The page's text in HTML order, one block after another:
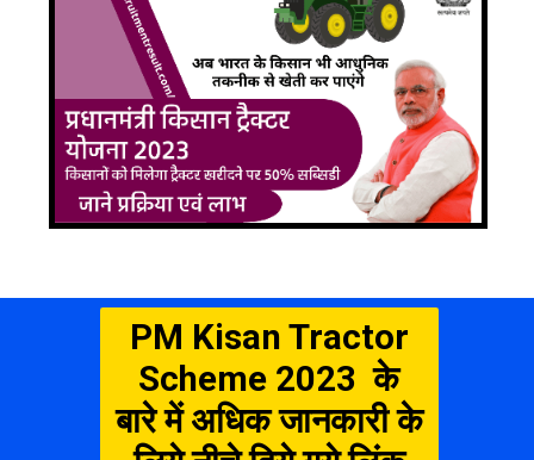
PM Kisan Tractor
Scheme 2023 के
बारे में अधिक जानकारी के